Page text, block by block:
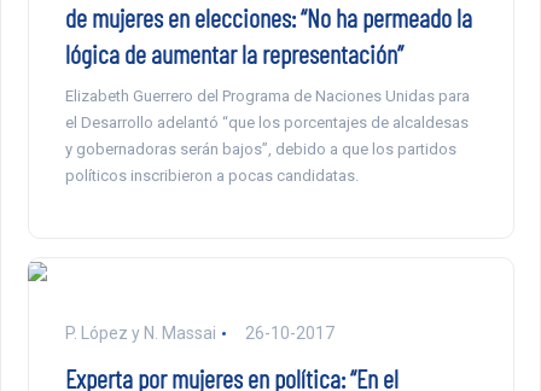
de mujeres en elecciones: “No ha permeado la
lógica de aumentar la representación”
Elizabeth Guerrero del Programa de Naciones Unidas para
el Desarrollo adelantó “que los porcentajes de alcaldesas
y gobernadoras serán bajos”, debido a que los partidos
políticos inscribieron a pocas candidatas.
P. López y N. Massai 26-10-2017
Experta por mujeres en política: “En el